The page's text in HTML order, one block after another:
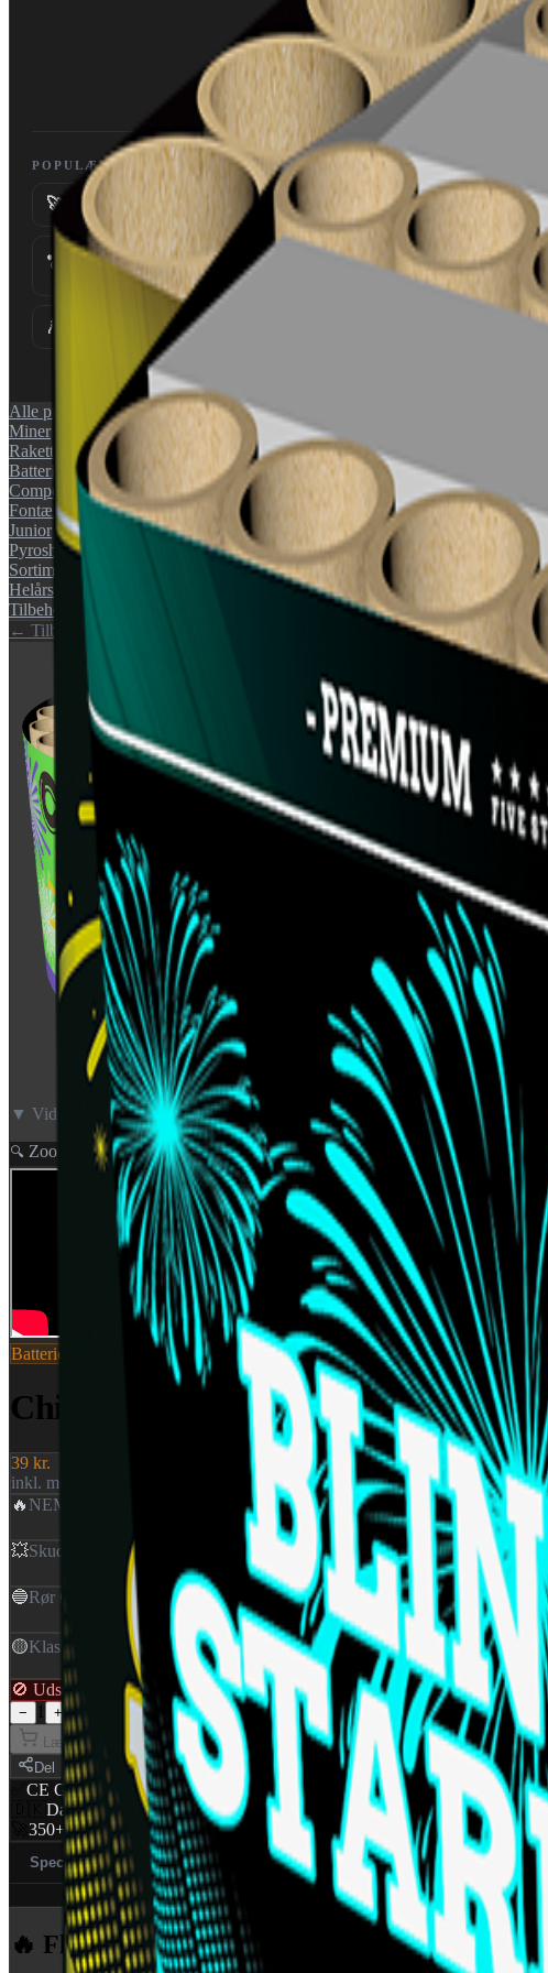
POPULÆRE KATEGORIER
🚀
💣
🎆
Alle produkter
Miner
Raketter
Batterier
Compounds
Fontæner
Junior
Pyroshow
Sortimenter
Helårs artikler (F1)
Tilbehør
← Tilbage til katalog
▼ Video neden for
🔍 Zoom
Batterier
China Pearls 96 Shots
39 kr.
inkl. moms
🔥 NEM
💥Skud
🔵Rør Ø
🟡Klasse
🚫 Udsolgt — ikke tilgængelig
− 1
+
Læg i kurv
Del
CE Godkendt
EU-certificeret
Dansk distributørWorld Of Fireworks
350+ produkter Professionelt udvalg
Specifikationer (4) Ansvarlig part
🔥 Flere produkterfra Batterier